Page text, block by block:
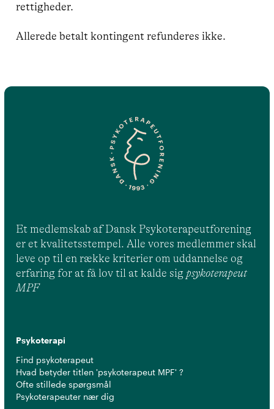
rettigheder.
Allerede betalt kontingent refunderes ikke.
Et medlemskab af Dansk Psykoterapeutforening
er et kvalitetsstempel. Alle vores medlemmer skal
leve op til en række kriterier om uddannelse og
erfaring for at få lov til at kalde sig psykoterapeut
MPF
Psykoterapi
Find psykoterapeut
Hvad betyder titlen 'psykoterapeut MPF' ?
Ofte stillede spørgsmål
Psykoterapeuter nær dig